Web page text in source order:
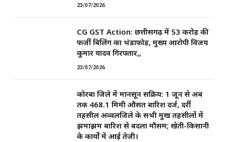
23/07/2026
CG GST Action: छत्तीसगढ़ में 53 करोड़ की
फर्जी बिलिंग का भंडाफोड़, मुख्य आरोपी विजय
कुमार यादव गिरफ्तार,,
23/07/2026
कोरबा जिले में मानसून सक्रिय: 1 जून से अब
तक 468.1 मिमी औसत बारिश दर्ज, दर्री
तहसील अव्वलजिले के सभी प्रमुख तहसीलों में
झमाझम बारिश से बदला मौसम; खेती-किसानी
के कार्यों में आई तेजी।